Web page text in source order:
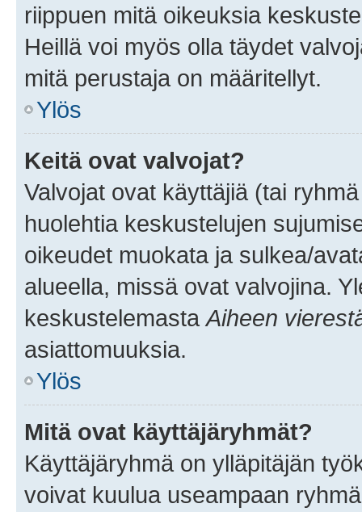
riippuen mitä oikeuksia
Heillä voi myös olla täydet
mitä perustaja on määritellyt.
Ylös
Keitä ovat valvojat?
Valvojat ovat käyttäjiä (tai
huolehtia keskustelujen
oikeudet muokata ja sulkea/
alueella, missä ovat valvojina.
keskustelemasta Aiheen
asiattomuuksia.
Ylös
Mitä ovat käyttäjäryhmät?
Käyttäjäryhmä on ylläpitäjän
voivat kuulua useampaan